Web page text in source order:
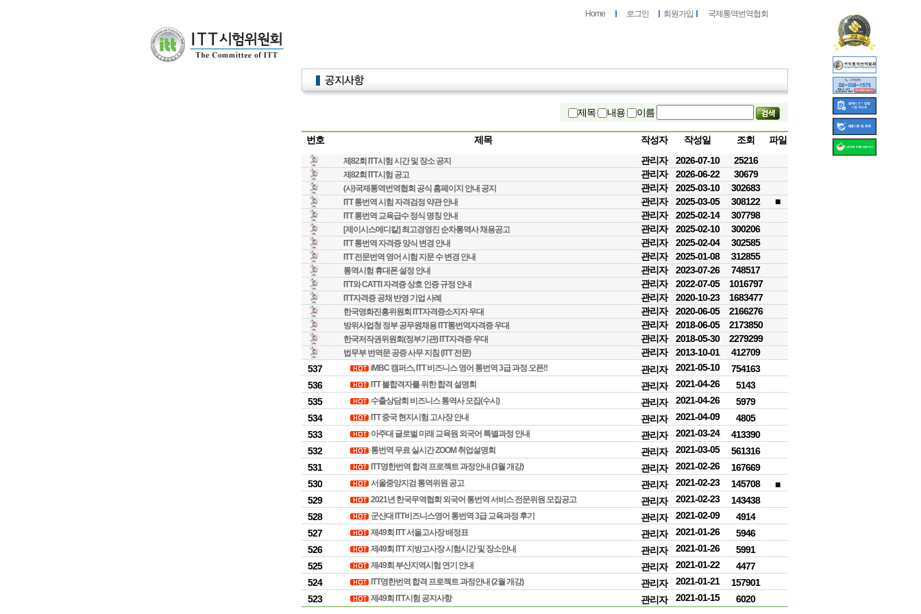
Home 로그인 회원가입 국제통역번역협회
제목 내용 이름
번호 제목 작성자 작성일 조회 파일
제82회 ITT시험 시간 및 장소 공지 관리자 2026-07-10 25216
제82회 ITT시험 공고 관리자 2026-06-22 30679
(사)국제통역번역협회 공식 홈페이지 안내 공지 관리자 2025-03-10 302683
ITT 통번역 시험 자격검정 약관 안내 관리자 2025-03-05 308122 ■
ITT 통번역 교육급수 정식 명칭 안내 관리자 2025-02-14 307798
[제이시스메디칼] 최고경영진 순차통역사 채용공고 관리자 2025-02-10 300206
ITT 통번역 자격증 양식 변경 안내 관리자 2025-02-04 302585
ITT 전문번역 영어 시험 지문 수 변경 안내 관리자 2025-01-08 312855
통역시험 휴대폰 설정 안내 관리자 2023-07-26 748517
ITT와 CATTI 자격증 상호 인증 규정 안내 관리자 2022-07-05 1016797
ITT자격증 공채 반영 기업 사례 관리자 2020-10-23 1683477
한국영화진흥위원회 ITT자격증소지자 우대 관리자 2020-06-05 2166276
방위사업청 정부 공무원채용 ITT통번역자격증 우대 관리자 2018-06-05 2173850
한국저작권위원회(정부기관) ITT자격증 우대 관리자 2018-05-30 2279299
법무부 번역문 공증 사무 지침 (ITT 전문) 관리자 2013-10-01
412709
537
iMBC 캠퍼스, ITT 비즈니스 영어 통번역 3급 과정 오픈!! 관리자 2021-05-10
754163
536
ITT 불합격자를 위한 합격 설명회 관리자 2021-04-26
5143
535
수출상담회 비즈니스 통역사 모집(수시) 관리자 2021-04-26
5979
534
ITT 중국 현지시험 고사장 안내 관리자 2021-04-09
4805
533
아주대 글로벌 미래 교육원 외국어 특별과정 안내 관리자 2021-03-24
413390
532
통번역 무료 실시간 ZOOM 취업설명회 관리자 2021-03-05
561316
531
ITT영한번역 합격 프로젝트 과정안내 (3월 개강) 관리자 2021-02-26
167669
530
서울중앙지검 통역위원 공고 관리자 2021-02-23 145708
■
529
2021년 한국무역협회 외국어 통번역 서비스 전문위원 모집공고 관리자 2021-02-23
143438
528
군산대 ITT비즈니스영어 통번역 3급 교육과정 후기 관리자 2021-02-09
4914
527
제49회 ITT 서울고사장 배정표 관리자 2021-01-26
5946
526
제49회 ITT 지방고사장 시험시간 및 장소안내 관리자 2021-01-26
5991
525
제49회 부산지역시험 연기 안내 관리자 2021-01-22
4477
524
ITT영한번역 합격 프로젝트 과정안내 (2월 개강) 관리자 2021-01-21
157901
523
제49회 ITT시험 공지사항 관리자 2021-01-15 6020